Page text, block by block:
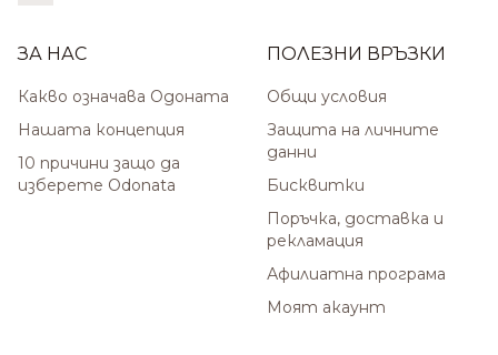
ЗА НАС
Какво означава Одоната
Нашата концепция
10 причини защо да
изберете Odonata
ПОЛЕЗНИ ВРЪЗКИ
Общи условия
Защита на личните
данни
Бисквитки
Поръчка, доставка и
рекламация
Афилиатна програма
Моят акаунт